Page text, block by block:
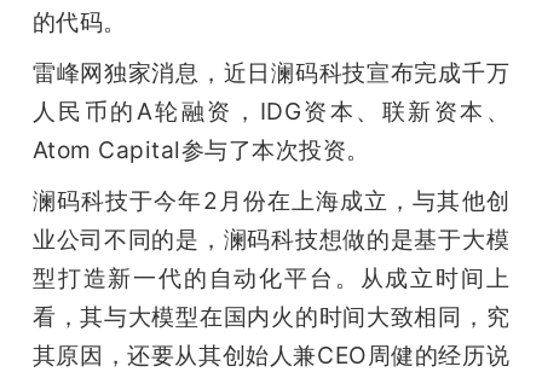
中
心
题
的代码。
雷峰网独家消息，近日澜码科技宣布完成千万
人民币的A轮融资，IDG资本、联新资本、
Atom Capital参与了本次投资。
澜码科技于今年2月份在上海成立，与其他创
业公司不同的是，澜码科技想做的是基于大模
型打造新一代的自动化平台。从成立时间上
看，其与大模型在国内火的时间大致相同，究
其原因，还要从其创始人兼CEO周健的经历说